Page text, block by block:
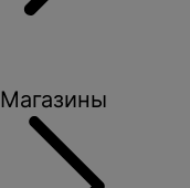
Магазины